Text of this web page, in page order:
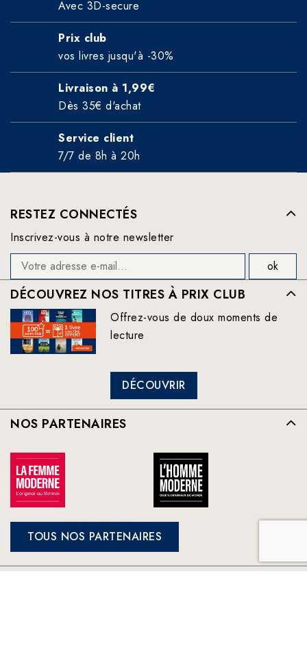
Avec 3D-secure
Prix club
vos livres jusqu'à -30%
Livraison à 1,99€
Dès 35€ d'achat
Service client
7/7 de 8h à 20h
RESTEZ CONNECTÉS
Inscrivez-vous à notre newsletter
DÉCOUVREZ NOS TITRES À PRIX CLUB
Offrez-vous de doux moments de
lecture
DÉCOUVRIR
NOS PARTENAIRES
TOUS NOS PARTENAIRES